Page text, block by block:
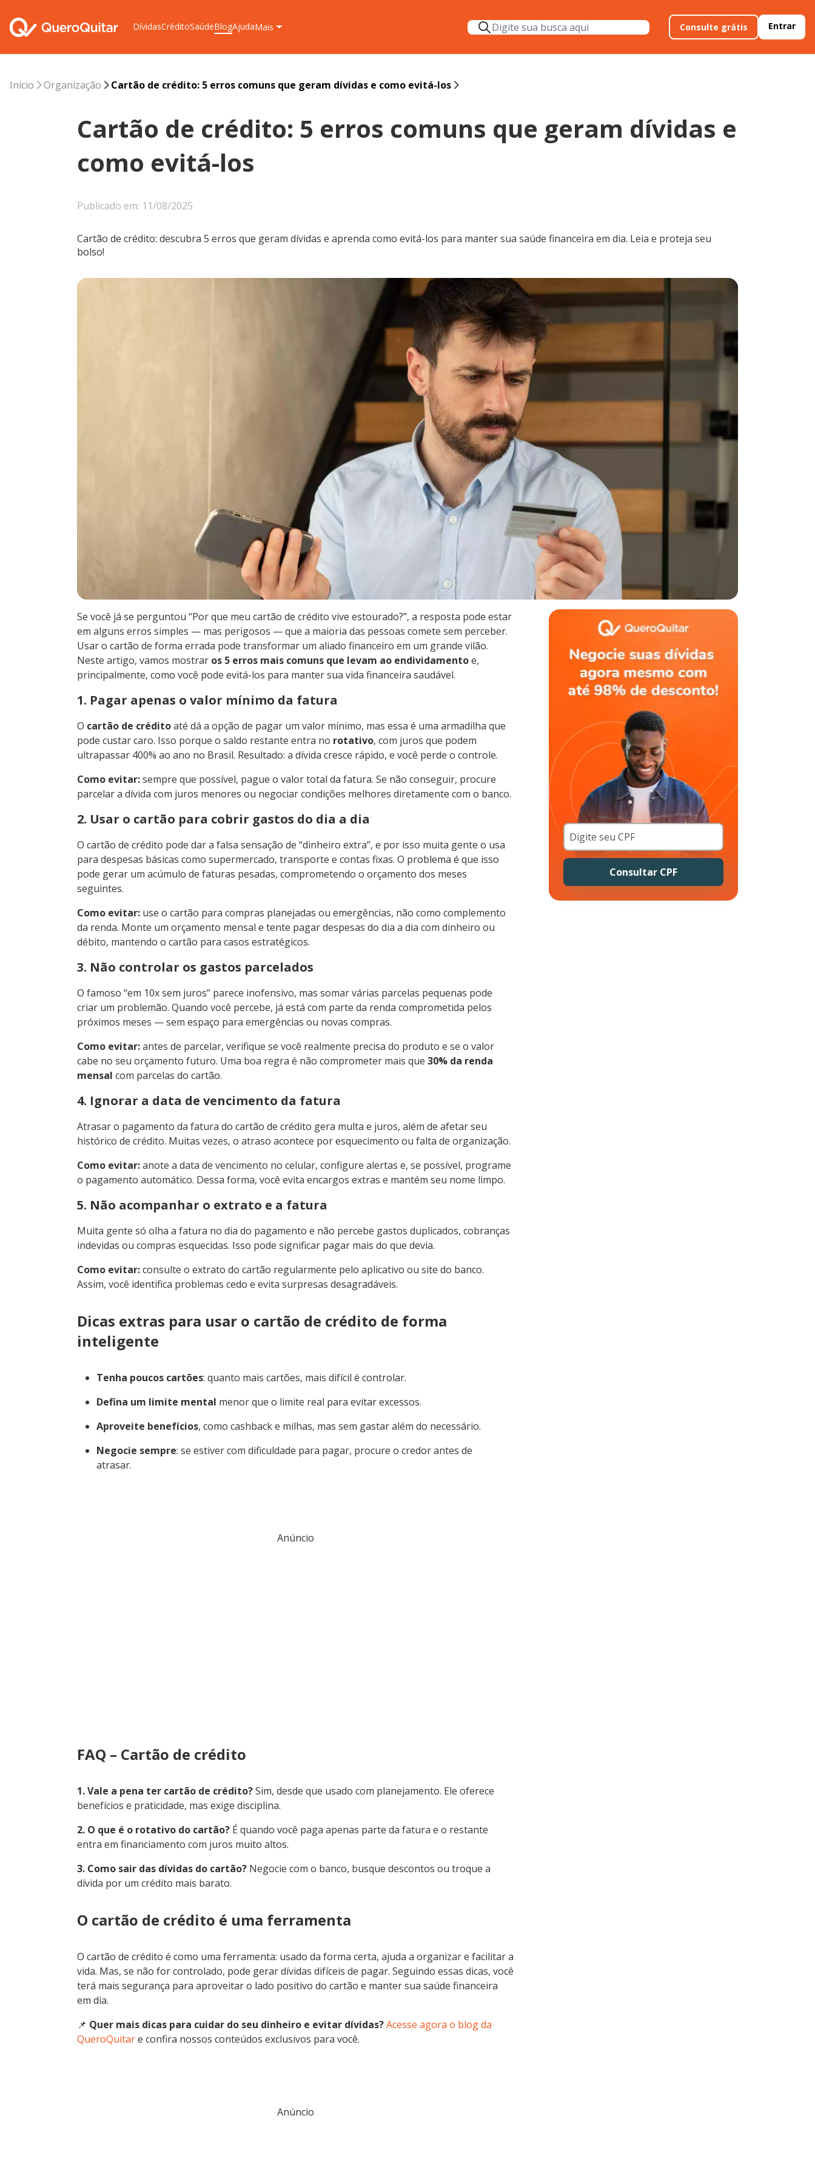
DívidasCréditoSaúdeBlogAjudaMais Consulte grátis Entrar
Início Organização Cartão de crédito: 5 erros comuns que geram dívidas e como evitá-los
Cartão de crédito: 5 erros comuns que geram dívidas e
como evitá-los
Publicado em: 11/08/2025
Cartão de crédito: descubra 5 erros que geram dívidas e aprenda como evitá-los para manter sua saúde financeira em dia. Leia e proteja seu
bolso!
Se você já se perguntou “Por que meu cartão de crédito vive estourado?”, a resposta pode estar
em alguns erros simples — mas perigosos — que a maioria das pessoas comete sem perceber.
Usar o cartão de forma errada pode transformar um aliado financeiro em um grande vilão.
Neste artigo, vamos mostrar os 5 erros mais comuns que levam ao endividamentoe,
principalmente, como você pode evitá-los para manter sua vida financeira saudável.
1. Pagar apenas o valor mínimo da fatura
O cartão de créditoaté dá a opção de pagar um valor mínimo, mas essa é uma armadilha que
pode custar caro. Isso porque o saldo restante entra no rotativo, com juros que podem
ultrapassar 400% ao ano no Brasil. Resultado: a dívida cresce rápido, e você perde o controle.
Como evitar:sempre que possível, pague o valor total da fatura. Se não conseguir, procure
parcelar a dívida com juros menores ou negociar condições melhores diretamente com o banco.
2. Usar o cartão para cobrir gastos do dia a dia
O cartão de crédito pode dar a falsa sensação de “dinheiro extra”, e por isso muita gente o usa
para despesas básicas como supermercado, transporte e contas fixas. O problema é que isso
pode gerar um acúmulo de faturas pesadas, comprometendo o orçamento dos meses
seguintes.
Como evitar: use o cartão para compras planejadas ou emergências, não como complemento
da renda. Monte um orçamento mensal e tente pagar despesas do dia a dia com dinheiro ou
débito, mantendo o cartão para casos estratégicos.
3. Não controlar os gastos parcelados
O famoso “em 10x sem juros” parece inofensivo, mas somar várias parcelas pequenas pode
criar um problemão. Quando você percebe, já está com parte da renda comprometida pelos
próximos meses — sem espaço para emergências ou novas compras.
Como evitar:antes de parcelar, verifique se você realmente precisa do produto e se o valor
cabe no seu orçamento futuro. Uma boa regra é não comprometer mais que 30% da renda
mensal com parcelas do cartão.
4. Ignorar a data de vencimento da fatura
Atrasar o pagamento da fatura do cartão de crédito gera multa e juros, além de afetar seu
histórico de crédito. Muitas vezes, o atraso acontece por esquecimento ou falta de organização.
Como evitar:anote a data de vencimento no celular, configure alertas e, se possível, programe
o pagamento automático. Dessa forma, você evita encargos extras e mantém seu nome limpo.
5. Não acompanhar o extrato e a fatura
Muita gente só olha a fatura no dia do pagamento e não percebe gastos duplicados, cobranças
indevidas ou compras esquecidas. Isso pode significar pagar mais do que devia.
Como evitar:consulte o extrato do cartão regularmente pelo aplicativo ou site do banco.
Assim, você identifica problemas cedo e evita surpresas desagradáveis.
Dicas extras para usar o cartão de crédito de forma
inteligente
Tenha poucos cartões: quanto mais cartões, mais difícil é controlar.
Defina um limite mental menor que o limite real para evitar excessos.
Aproveite benefícios, como cashback e milhas, mas sem gastar além do necessário.
Negocie sempre: se estiver com dificuldade para pagar, procure o credor antes de
atrasar.
Anúncio
FAQ – Cartão de crédito
1. Vale a pena ter cartão de crédito?Sim, desde que usado com planejamento. Ele oferece
benefícios e praticidade, mas exige disciplina.
2. O que é o rotativo do cartão? É quando você paga apenas parte da fatura e o restante
entra em financiamento com juros muito altos.
3. Como sair das dívidas do cartão? Negocie com o banco, busque descontos ou troque a
dívida por um crédito mais barato.
O cartão de crédito é uma ferramenta
O cartão de crédito é como uma ferramenta: usado da forma certa, ajuda a organizar e facilitar a
vida. Mas, se não for controlado, pode gerar dívidas difíceis de pagar. Seguindo essas dicas, você
terá mais segurança para aproveitar o lado positivo do cartão e manter sua saúde financeira
em dia.
📌 Quer mais dicas para cuidar do seu dinheiro e evitar dívidas?Acesse agora o blog da
QueroQuitare confira nossos conteúdos exclusivos para você.
Anúncio
Consultar CPF